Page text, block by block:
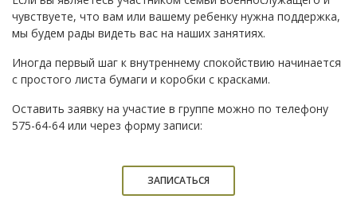
чувствуете, что вам или вашему ребенку нужна поддержка,
мы будем рады видеть вас на наших занятиях.
Иногда первый шаг к внутреннему спокойствию начинается
с простого листа бумаги и коробки с красками.
Оставить заявку на участие в группе можно по телефону
575-64-64 или через форму записи:
ЗАПИСАТЬСЯ